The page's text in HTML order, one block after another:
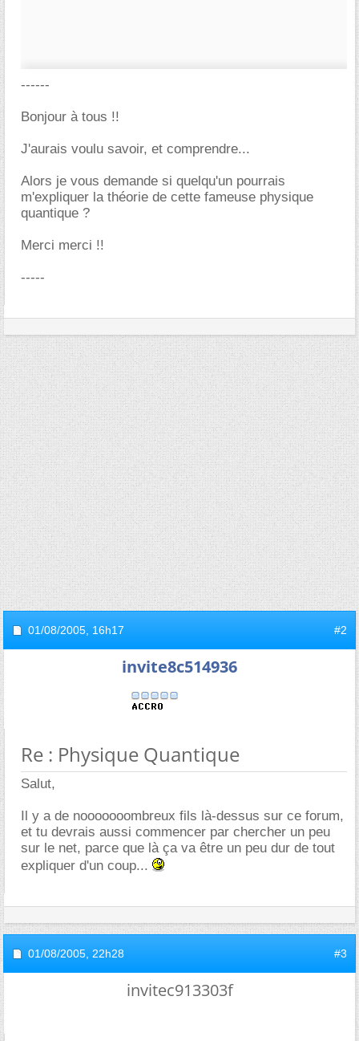
------
Bonjour à tous !!
J'aurais voulu savoir, et comprendre...
Alors je vous demande si quelqu'un pourrais
m'expliquer la théorie de cette fameuse physique
quantique ?
Merci merci !!
-----
01/08/2005, 16h17 #2
invite8c514936
Re : Physique Quantique
Salut,
Il y a de nooooooombreux fils là-dessus sur ce forum,
et tu devrais aussi commencer par chercher un peu
sur le net, parce que là ça va être un peu dur de tout
expliquer d'un coup...
01/08/2005, 22h28 #3
invitec913303f